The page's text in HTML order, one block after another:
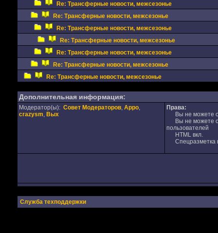
Re: Трансферные новости, межсезонье
Re: Трансферные новости, межсезонье
Re: Трансферные новости, межсезонье
Re: Трансферные новости, межсезонье
Re: Трансферные новости, межсезонье
Re: Трансферные новости, межсезонье
Re: Трансферные новости, межсезонье
Дополнительная информация:
Модератор(ы): Совет Модераторов, Appo,
crazysm, Вых
Права:
Вы не можете
Вы не можете
пользователей
HTML вкл.
Спецразметка
Служба техподдержки